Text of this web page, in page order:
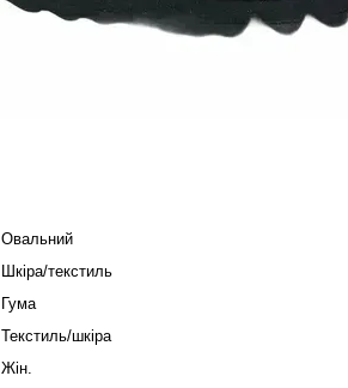
Овальний
Шкіра/текстиль
Гума
Текстиль/шкіра
Жін.